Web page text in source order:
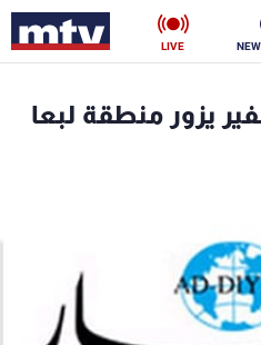
LIVE
يزور منطقة لبعا
فن
رياضة